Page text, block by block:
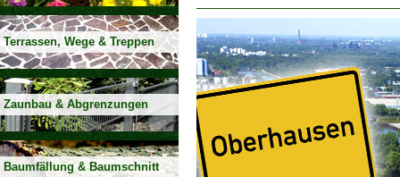
Terrassen, Wege & Treppen
Zaunbau & Abgrenzungen
Baumfällung & Baumschnitt